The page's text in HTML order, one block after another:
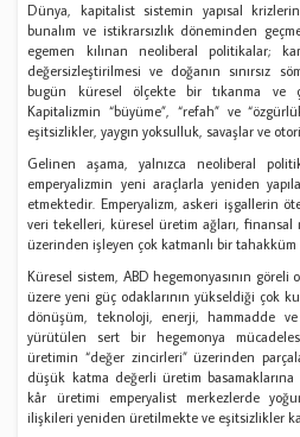
Dünya, kapitalist sistemin yapısal
bunalım ve istikrarsızlık döneminden
egemen kılınan neoliberal politikalar;
değersizleştirilmesi ve doğanın sınırsız
bugün küresel ölçekte bir tıkanma ve
Kapitalizmin “büyüme”, “refah” ve
eşitsizlikler, yaygın yoksulluk, savaşlar ve
Gelinen aşama, yalnızca neoliberal
emperyalizmin yeni araçlarla yeniden
etmektedir. Emperyalizm, askeri işgallerin
veri tekelleri, küresel üretim ağları, finansal
üzerinden işleyen çok katmanlı bir
Küresel sistem, ABD hegemonyasının göreli
üzere yeni güç odaklarının yükseldiği çok
dönüşüm, teknoloji, enerji, hammadde
yürütülen sert bir hegemonya
üretimin “değer zincirleri” üzerinden
düşük katma değerli üretim basamaklarına
kâr üretimi emperyalist merkezlerde
ilişkileri yeniden üretilmekte ve eşitsizlikler